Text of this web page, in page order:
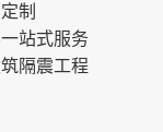
制
站式服务
隔震工程